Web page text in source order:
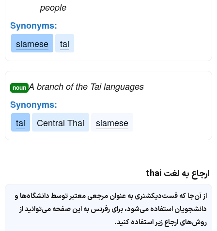
people
Synonyms:
siamese
tai
noun A branch of the Tai languages
Synonyms:
tai
Central Thai siamese
ارجاع به لغت thai
از آن‌جا که فست‌دیکشنری به عنوان مرجعی معتبر توسط دانشگاه‌ها و
دانشجویان استفاده می‌شود، برای رفرنس به این صفحه می‌توانید از
روش‌های ارجاع زیر استفاده کنید.